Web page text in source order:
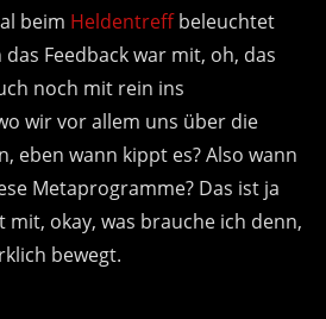
beim Heldentreffbeleuchtet
Feedback war mit, oh, das
noch mit rein ins
wir vor allem uns über die
eben wann kippt es? Also wann
Metaprogramme? Das ist ja
mit, okay, was brauche ich denn,
bewegt.